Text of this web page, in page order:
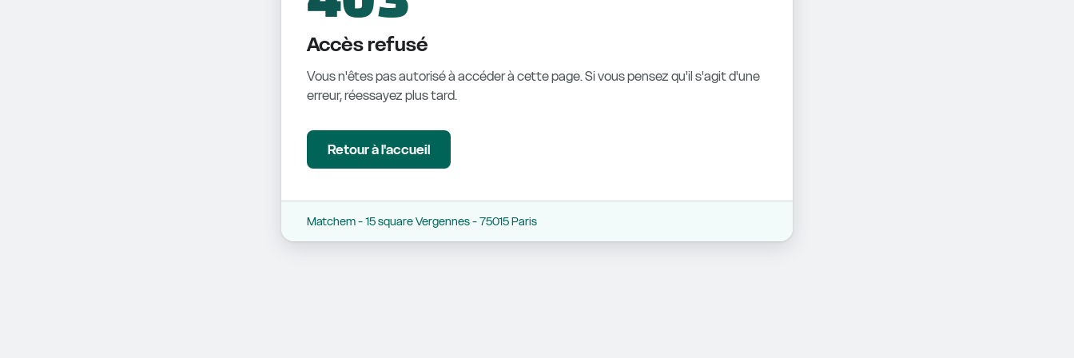
Accès refusé
Vous n'êtes pas autorisé à accéder à cette page. Si vous pensez qu'il s'agit d'une
erreur, réessayez plus tard.
Retour à l'accueil
Matchem - 15 square Vergennes - 75015 Paris